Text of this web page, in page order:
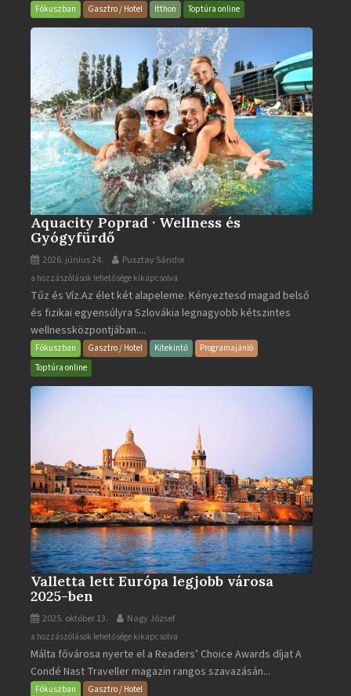
BarFókuszban Gasztro / Hotel Itthon Toptúra online
Aquacity Poprad · Wellness és
Gyógyfürdő
2026. június 24. Pusztay Sándor
Aquacity
Poprad
·
Wellness
és
Gyógyfürdő
a hozzászólások lehetősége kikapcsolva
Tűz és Víz.Az élet két alapeleme. Kényeztesd magad belső
és fizikai egyensúlyra Szlovákia legnagyobb kétszintes
wellnessközpontjában....
Fókuszban Gasztro / Hotel Kitekintő
Programajánló
Toptúra online
Valletta lett Európa legjobb városa
2025-ben
2025. október 13. Nagy József
Valletta
lett
Európa
legjobb
a hozzászólások lehetősége kikapcsolva
Málta fővárosa nyerte el a Readers’ Choice Awards díjat A
Condé Nast Traveller magazin rangos szavazásán...
Fókuszban Gasztro / Hotel